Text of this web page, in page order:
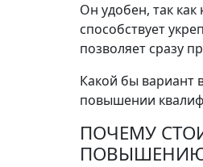
Он удобен, так
способствует
позволяет сразу
Какой бы вариант
повышении
ПОЧЕМУ